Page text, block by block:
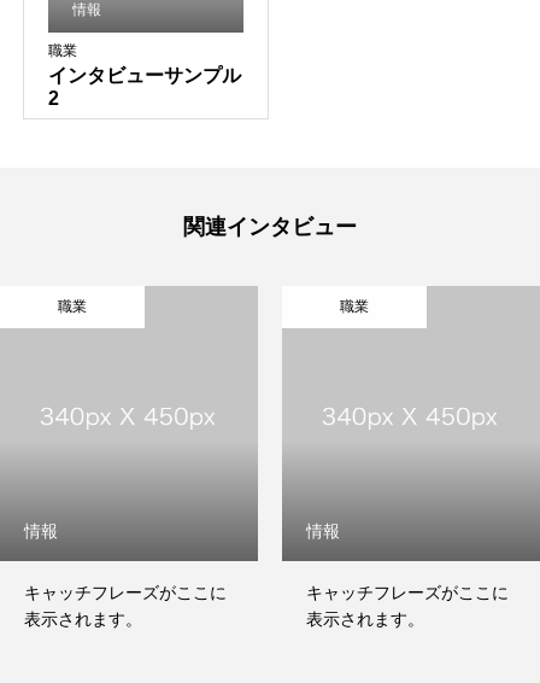
VISION
職業
インタビューサンプル
2
情報
関連インタビュー
職業
情報
キャッチフレーズがここに
表示されます。
職業
情報
キャッチフレーズがここに
表示されます。